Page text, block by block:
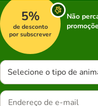
5%
de desconto
por subscrever
Não
Selecione o tipo de